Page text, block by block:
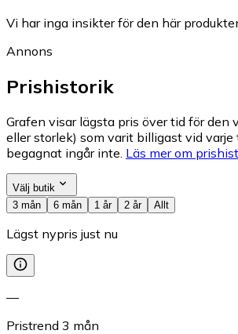
Vi har inga insikter för den här
Annons
Prishistorik
Grafen visar lägsta pris över tid för den
eller storlek) som varit billigast vid
begagnat ingår inte. Läs mer om
Välj butik
3 mån
6 mån 1 år 2 år Allt
Lägst nypris just nu
—
Pristrend 3 mån